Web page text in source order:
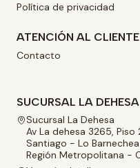
Política de privacidad
ATENCIÓN AL CLIENTE
Contacto
SUCURSAL LA DEHESA
Sucursal La Dehesa
Av La dehesa 3265,
Santiago - Lo Barnechea
Región Metropolitana -